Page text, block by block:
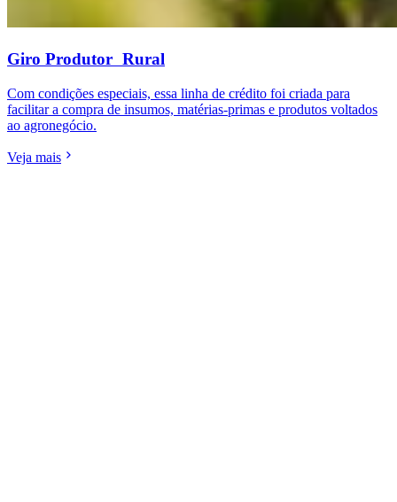
Giro Produtor Rural
Com condições especiais, essa linha de crédito foi criada para
facilitar a compra de insumos, matérias-primas e produtos voltados
ao agronegócio.
Veja mais